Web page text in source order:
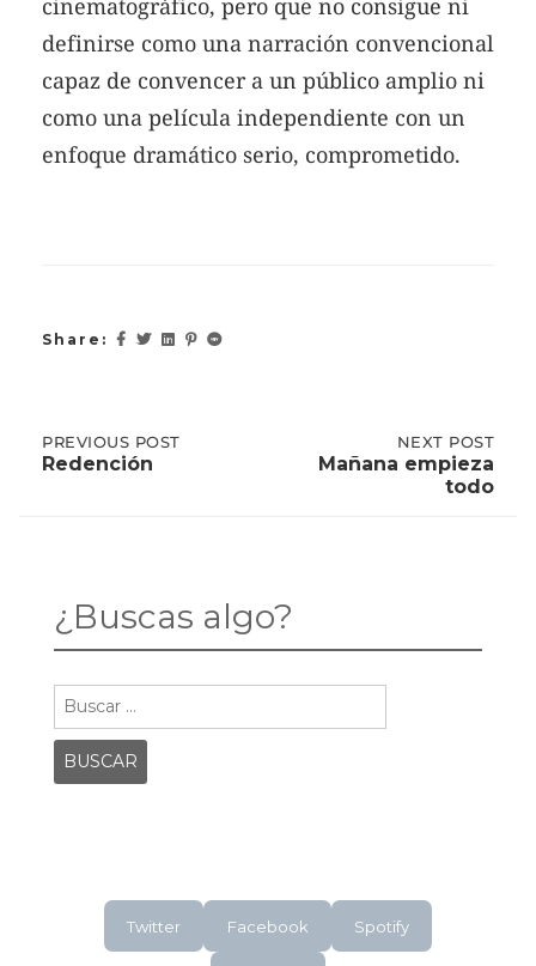
definirse como una narración convencional
capaz de convencer a un público amplio ni
como una película independiente con un
enfoque dramático serio, comprometido.
Share:
Post
PREVIOUS
POST:
PREVIOUS POST
Redención
POST:
NEXT POST
Mañana empieza
todo
¿Buscas algo?
Twitter Facebook Spotify